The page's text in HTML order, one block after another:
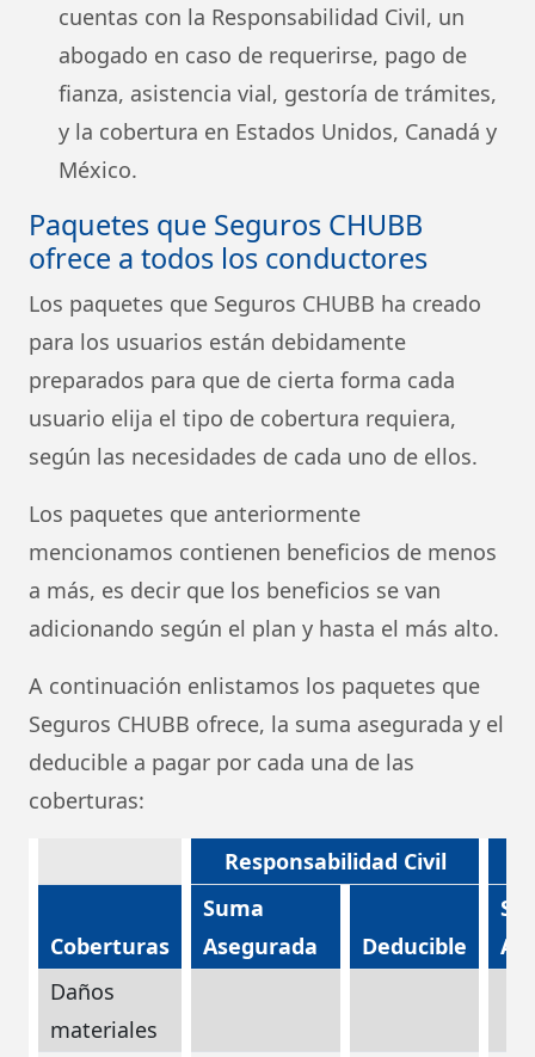
cuentas con la Responsabilidad Civil, un
abogado en caso de requerirse, pago de
fianza, asistencia vial, gestoría de trámites,
y la cobertura en Estados Unidos, Canadá y
México.
Paquetes que Seguros CHUBB
ofrece a todos los conductores
Los paquetes que Seguros CHUBB ha creado
para los usuarios están debidamente
preparados para que de cierta forma cada
usuario elija el tipo de cobertura requiera,
según las necesidades de cada uno de ellos.
Los paquetes que anteriormente
mencionamos contienen beneficios de menos
a más, es decir que los beneficios se van
adicionando según el plan y hasta el más alto.
A continuación enlistamos los paquetes que
Seguros CHUBB ofrece, la suma asegurada y el
deducible a pagar por cada una de las
coberturas:
Responsabilidad Civil
Coberturas
Suma
Asegurada
Deducible
Daños
materiales